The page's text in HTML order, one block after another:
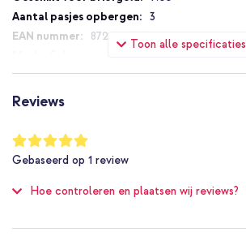
Toon alle specificaties
3
8721322357086
SH00095370
Dieren
Universeel
1 Pc
Reviews
Waardering:
100
%
of
Gebaseerd op 1 review
Hoe controleren en plaatsen wij reviews?